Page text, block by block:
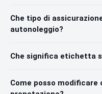
Che tipo di
autonoleggio?
Che significa etichetta
Come posso modificare